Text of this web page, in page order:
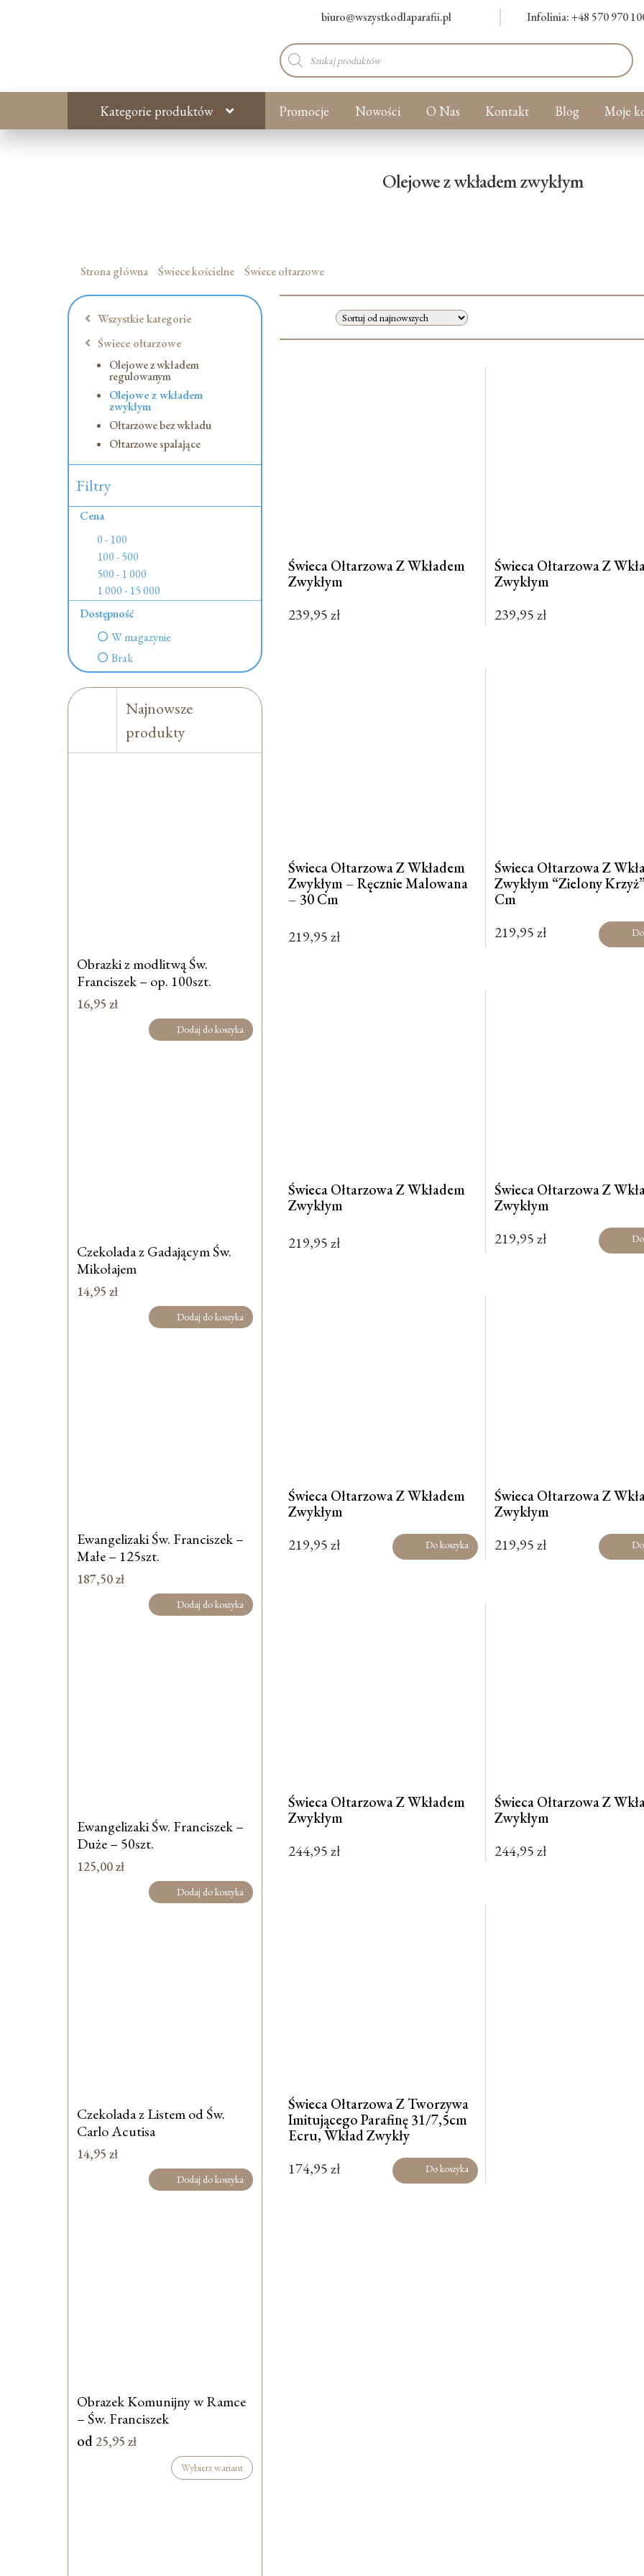
biuro@wszystkodlaparafii.pl Infolinia: +48 570 970
Wyszukiwarka
produktów
Kategorie produktów Promocje Nowości O Nas Kontakt Blog Moje
Olejowe z wkładem zwykłym
Strona główna Świece kościelne Świece ołtarzowe
Wszystkie kategorie
Świece ołtarzowe
Olejowe z wkładem
regulowanym
Olejowe z wkładem
zwykłym
Ołtarzowe bez wkładu
Ołtarzowe spalające
Filtry
Cena
0 - 100
100 - 500
500 - 1 000
1 000 - 15 000
Dostępność
W magazynie
Brak
Najnowsze
produkty
Obrazki z modlitwą Św.
Franciszek – op. 100szt.
16,95 zł
Dodaj do koszyka
Czekolada z Gadającym Św.
Mikołajem
14,95 zł
Dodaj do koszyka
Ewangelizaki Św. Franciszek –
Małe – 125szt.
187,50zł
Dodaj do koszyka
Ewangelizaki Św. Franciszek –
Duże – 50szt.
125,00zł
Dodaj do koszyka
Czekolada z Listem od Św.
Carlo Acutisa
14,95 zł
Dodaj do koszyka
Obrazek Komunijny w Ramce
– Św. Franciszek
od 25,95 zł
Wybierz wariant
Świeca Ołtarzowa Z Wkładem
Zwykłym
239,95zł
Świeca Ołtarzowa Z
Zwykłym
239,95zł
Świeca Ołtarzowa Z Wkładem
Zwykłym – Ręcznie Malowana
– 30 Cm
219,95zł
Świeca Ołtarzowa Z
Zwykłym “Zielony
Cm
219,95zł
Świeca Ołtarzowa Z Wkładem
Zwykłym
219,95zł
Świeca Ołtarzowa Z
Zwykłym
219,95zł
Świeca Ołtarzowa Z Wkładem
Zwykłym
219,95zł Do koszyka
Świeca Ołtarzowa Z
Zwykłym
219,95zł
Świeca Ołtarzowa Z Wkładem
Zwykłym
244,95zł
Świeca Ołtarzowa Z
Zwykłym
244,95zł
Świeca Ołtarzowa Z Tworzywa
Imitującego Parafinę 31/7,5cm
Ecru, Wkład Zwykły
174,95zł Do koszyka